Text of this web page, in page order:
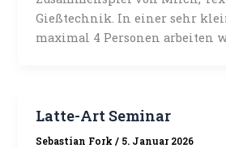
Gießtechnik. In einer sehr
maximal 4 Personen arbeiten
Latte-Art Seminar
Sebastian Fork/ 5. Januar 2026